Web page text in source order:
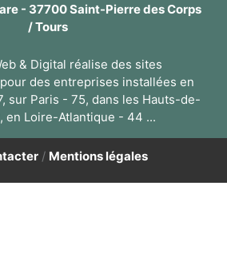
- 37700 Saint-Pierre des Corps
/ Tours
& Digital réalise des sites
des entreprises installées en
sur Paris - 75, dans les Hauts-de-
en Loire-Atlantique - 44 ...
/ Mentions légales